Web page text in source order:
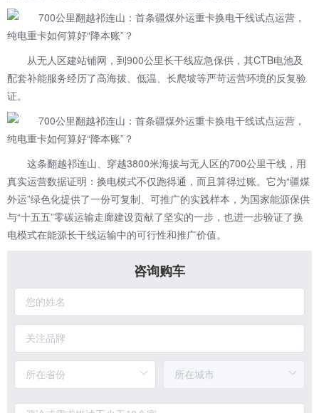
从无人区建站铺网，到900公里长干线应急保供，其CTB电池及
配套补能服务经历了高海拔、低温、长爬坡等严苛运营环境的反复验
证。
这条翻越祁连山、穿越3800米海拔与无人区的700公里干线，用
真实运营数据证明：换电模式不仅跑得通，而且算得过账。它为“疆煤
外运”绿色化提供了一份可复制、可推广的实践样本，为国家能源保供
与“十五五”零碳运输走廊建设贡献了坚实的一步，也进一步验证了换
电模式在能源长干线运输中的可行性和推广价值。
咨询购车